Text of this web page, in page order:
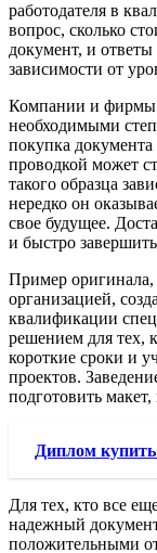
работодателя в
вопрос, сколько
документ, и ответы
зависимости от
Компании и фирмы
необходимыми
покупка документа
проводкой может
такого образца
нередко он
свое будущее.
и быстро
Пример оригинала,
организацией,
квалификации
решением для тех,
короткие сроки и
проектов.
подготовить
Диплом
Для тех, кто все
надежный
положительными